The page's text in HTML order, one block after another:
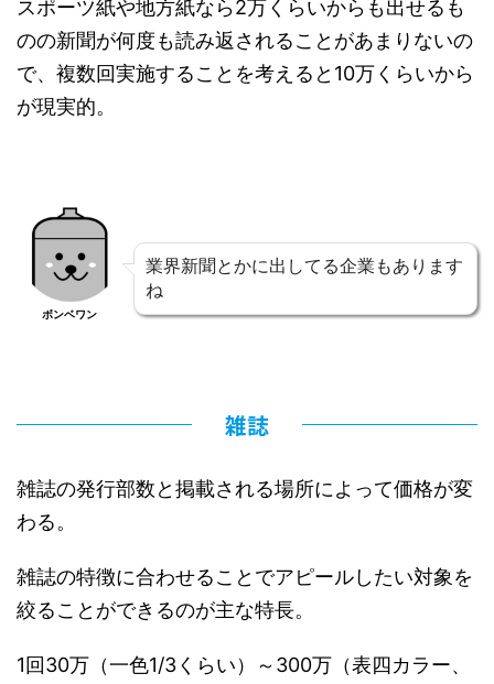
スポーツ紙や地方紙なら2万くらいからも出せるも
のの新聞が何度も読み返されることがあまりないの
で、複数回実施することを考えると10万くらいから
が現実的。
ボンベワン
業界新聞とかに出してる企業もあります
ね
雑誌
雑誌の発行部数と掲載される場所によって価格が変
わる。
雑誌の特徴に合わせることでアピールしたい対象を
絞ることができるのが主な特長。
1回30万（一色1/3くらい）～300万（表四カラー、